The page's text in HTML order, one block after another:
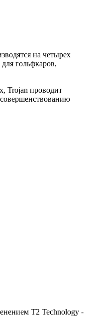
на четырех
гольфкаров,
Trojan проводит
совершенствованию
T2 Technology -